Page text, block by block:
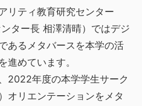
リティ教育研究センター
ンター長 相澤清晴）ではデジ
あるメタバースを本学の活
進めています。
2022年度の本学学生サーク
オリエンテーションをメタ